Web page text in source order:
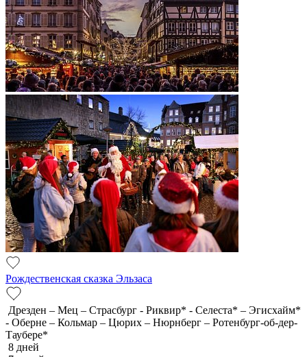
Рождественская сказка Эльзаса
Дрезден – Мец – Страсбург - Риквир* - Селеста* – Эгисхайм*
- Оберне – Кольмар – Цюрих – Нюрнберг – Ротенбург-об-дер-
Таубере*
8 дней